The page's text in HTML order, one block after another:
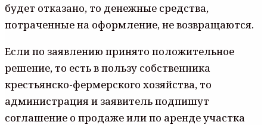
будет отказано, то денежные средства,
потраченные на оформление, не возвращаются.
Если по заявлению принято положительное
решение, то есть в пользу собственника
крестьянско-фермерского хозяйства, то
администрация и заявитель подпишут
соглашение о продаже или по аренде участка